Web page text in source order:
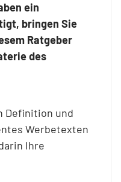
ein
bringen Sie
Ratgeber
des
Definition und
Werbetexten
Ihre